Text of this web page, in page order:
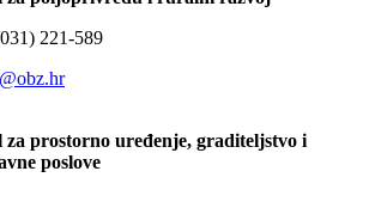
221-589
prostorno uređenje, graditeljstvo i
poslove